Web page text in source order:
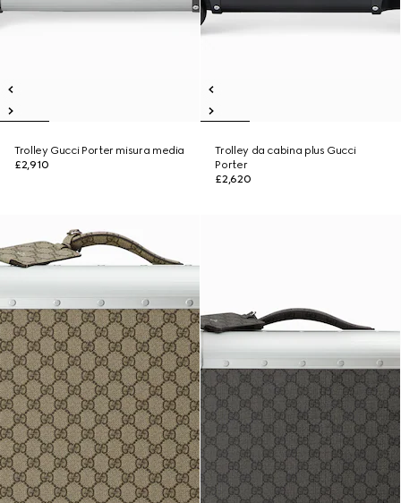
Trolley Gucci Porter misura media
£2,910
Trolley da cabina plus Gucci
Porter
£2,620